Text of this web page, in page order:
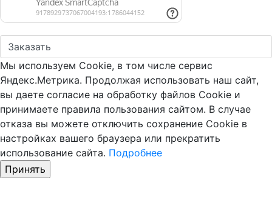
Мы используем Cookie, в том числе сервис
Яндекс.Метрика. Продолжая использовать наш сайт,
вы даете согласие на обработку файлов Cookie и
принимаете правила пользования сайтом. В случае
отказа вы можете отключить сохранение Cookie в
настройках вашего браузера или прекратить
использование сайта. Подробнее
Принять